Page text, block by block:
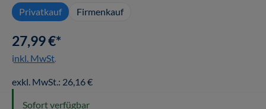
Privatkauf Firmenkauf
27,99 €*
inkl. MwSt.
exkl. MwSt.: 26,16 €
Sofort verfügbar